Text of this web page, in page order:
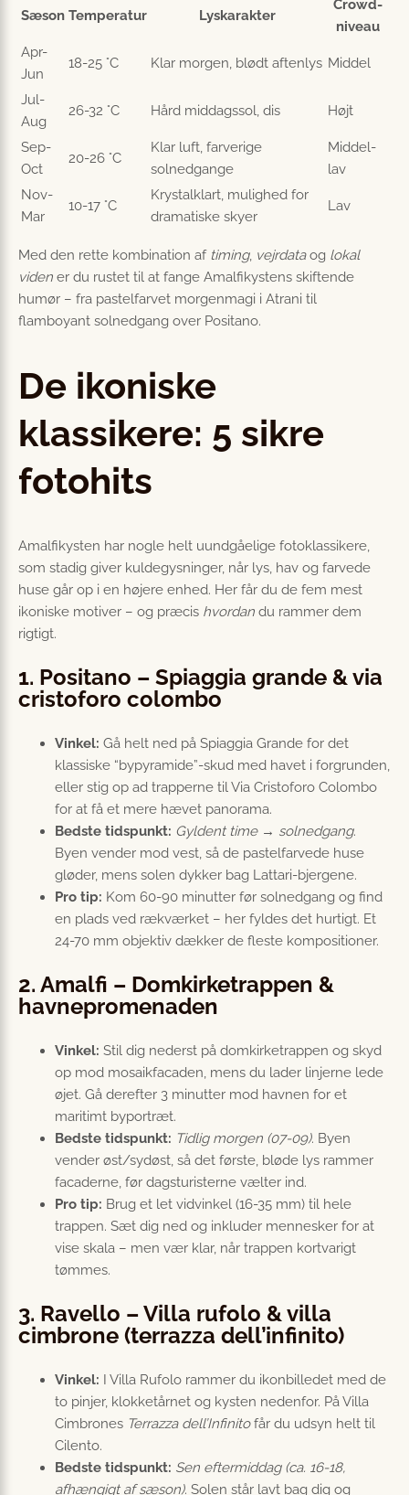
Sæson Temperatur Lyskarakter
Crowd-
niveau
Apr-
Jun
18-25 °C Klar morgen, blødt aftenlys Middel
Jul-
Aug
26-32 °C Hård middagssol, dis Højt
Sep-
Oct
20-26 °C
Klar luft, farverige
solnedgange
Middel-
lav
Nov-
Mar
10-17 °C
Krystalklart, mulighed for
dramatiske skyer
Lav
Med den rette kombination af timing, vejrdataog lokal
viden er du rustet til at fange Amalfikystens skiftende
humør – fra pastelfarvet morgenmagi i Atrani til
flamboyant solnedgang over Positano.
De ikoniske
klassikere: 5 sikre
fotohits
Amalfikysten har nogle helt uundgåelige fotoklassikere,
som stadig giver kuldegysninger, når lys, hav og farvede
huse går op i en højere enhed. Her får du de fem mest
ikoniske motiver – og præcis hvordan du rammer dem
rigtigt.
1. Positano – Spiaggia grande & via
cristoforo colombo
Vinkel: Gå helt ned på Spiaggia Grande for det
klassiske “bypyramide”-skud med havet i forgrunden,
eller stig op ad trapperne til Via Cristoforo Colombo
for at få et mere hævet panorama.
Bedste tidspunkt: Gyldent time → solnedgang.
Byen vender mod vest, så de pastelfarvede huse
gløder, mens solen dykker bag Lattari-bjergene.
Pro tip: Kom 60-90 minutter før solnedgang og find
en plads ved rækværket – her fyldes det hurtigt. Et
24-70 mm objektiv dækker de fleste kompositioner.
2. Amalfi – Domkirketrappen &
havnepromenaden
Vinkel: Stil dig nederst på domkirketrappen og skyd
op mod mosaikfacaden, mens du lader linjerne lede
øjet. Gå derefter 3 minutter mod havnen for et
maritimt byportræt.
Bedste tidspunkt: Tidlig morgen (07-09). Byen
vender øst/sydøst, så det første, bløde lys rammer
facaderne, før dagsturisterne vælter ind.
Pro tip: Brug et let vidvinkel (16-35 mm) til hele
trappen. Sæt dig ned og inkluder mennesker for at
vise skala – men vær klar, når trappen kortvarigt
tømmes.
3. Ravello – Villa rufolo & villa
cimbrone (terrazza dell’infinito)
Vinkel: I Villa Rufolo rammer du ikonbilledet med de
to pinjer, klokketårnet og kysten nedenfor. På Villa
Cimbrones Terrazza dell’Infinitofår du udsyn helt til
Cilento.
Bedste tidspunkt: Sen eftermiddag (ca. 16-18,
afhængigt af sæson). Solen står lavt bag dig og